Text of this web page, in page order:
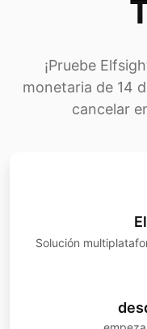
¡Pruebe
monetaria de 14
cancelar
Solución